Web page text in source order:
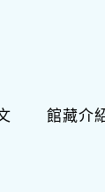
館藏介